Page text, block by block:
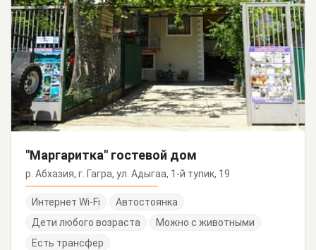
"Маргаритка" гостевой дом
р. Абхазия, г. Гагра, ул. Адыгаа, 1-й тупик, 19
Интернет Wi-Fi
Автостоянка
Дети любого возраста
Можно с животными
Есть трансфер